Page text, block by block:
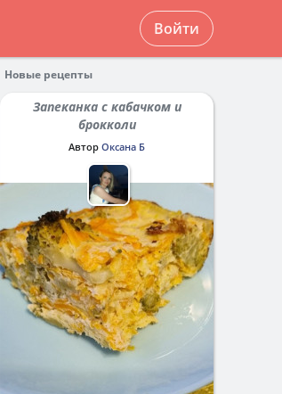
Войти
Новые рецепты
Запеканка с кабачком и
брокколи
Автор Оксана Б